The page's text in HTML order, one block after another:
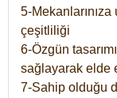
5-
çeşitliliği
6-Özgün
sağlayarak elde
7-Sahip olduğu